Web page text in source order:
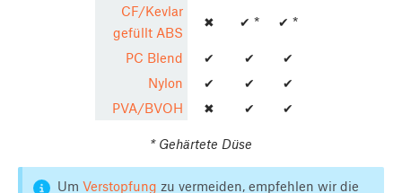
CF/Kevlar
gefüllt ABS
✖ ✔ * ✔ *
PC Blend ✔ ✔
✔
Nylon
✔ ✔
✔
PVA/BVOH
✖ ✔ ✔
* Gehärtete Düse
Um Verstopfung zu vermeiden, empfehlen wir die